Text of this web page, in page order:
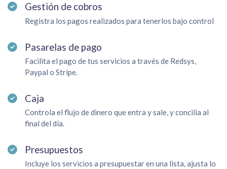
Gestión de cobros
Registra los pagos realizados para tenerlos bajo control
Pasarelas de pago
Facilita el pago de tus servicios a través de Redsys,
Paypal o Stripe.
Caja
Controla el flujo de dinero que entra y sale, y concilia al
final del día.
Presupuestos
Incluye los servicios a presupuestar en una lista, ajusta lo